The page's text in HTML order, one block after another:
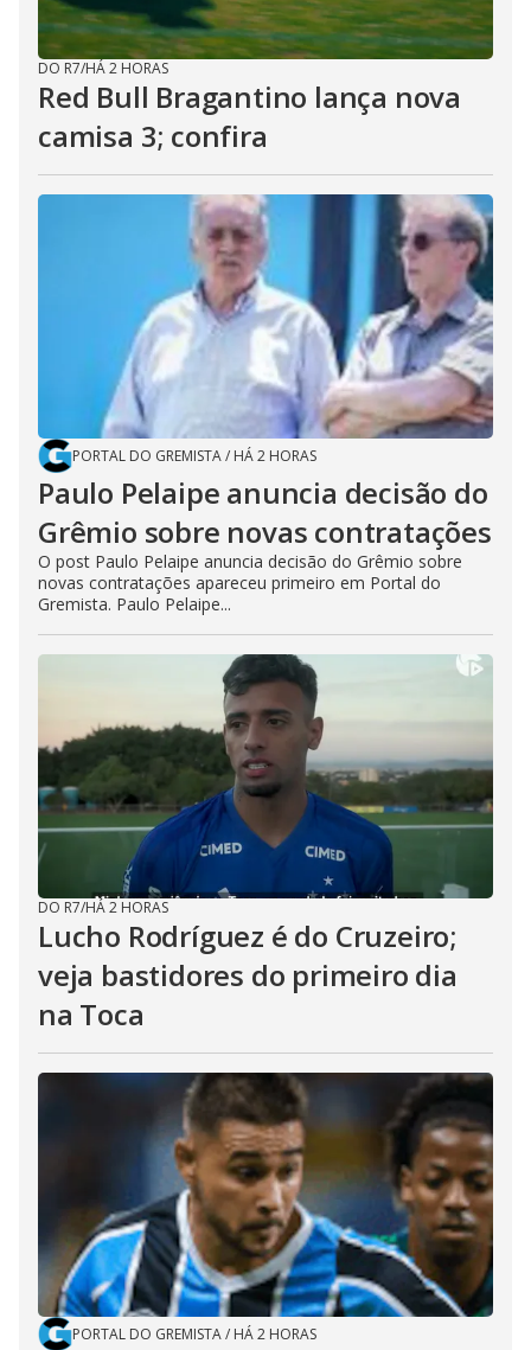
DO R7/HÁ 2 HORAS
Red Bull Bragantino lança nova
camisa 3; confira
PORTAL DO GREMISTA/ HÁ 2 HORAS
Paulo Pelaipe anuncia decisão do
Grêmio sobre novas contratações
O post Paulo Pelaipe anuncia decisão do Grêmio sobre
novas contratações apareceu primeiro em Portal do
Gremista. Paulo Pelaipe...
DO R7/HÁ 2 HORAS
Lucho Rodríguez é do Cruzeiro;
veja bastidores do primeiro dia
na Toca
PORTAL DO GREMISTA/ HÁ 2 HORAS